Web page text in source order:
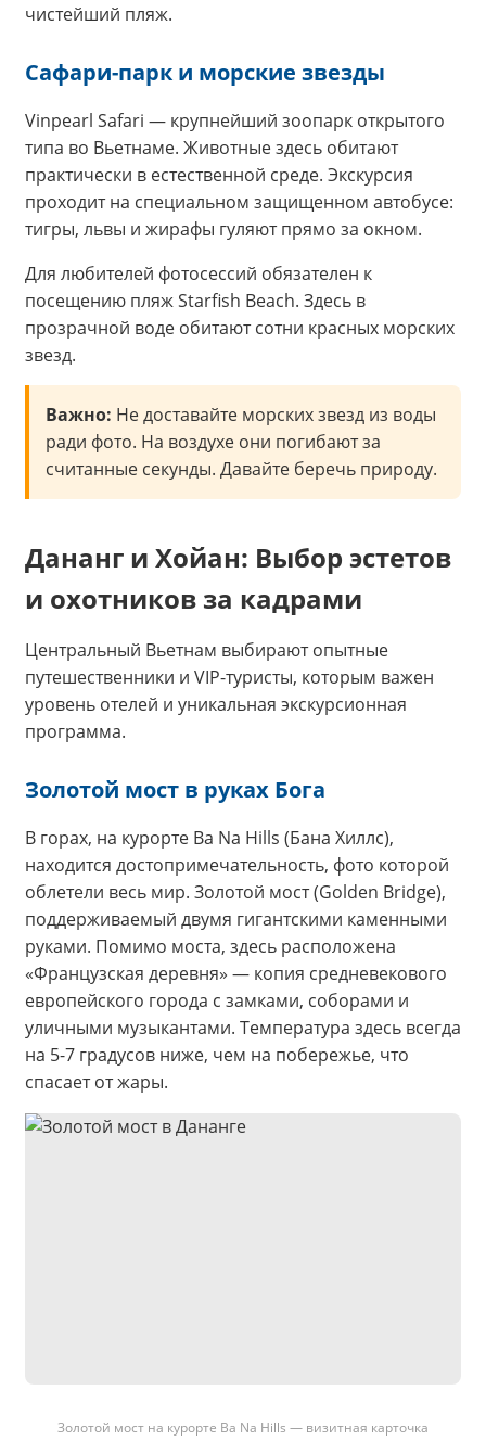
чистейший пляж.
Сафари-парк и морские звезды
Vinpearl Safari — крупнейший зоопарк открытого
типа во Вьетнаме. Животные здесь обитают
практически в естественной среде. Экскурсия
проходит на специальном защищенном автобусе:
тигры, львы и жирафы гуляют прямо за окном.
Для любителей фотосессий обязателен к
посещению пляж Starfish Beach. Здесь в
прозрачной воде обитают сотни красных морских
звезд.
Важно: Не доставайте морских звезд из воды
ради фото. На воздухе они погибают за
считанные секунды. Давайте беречь природу.
Дананг и Хойан: Выбор эстетов
и охотников за кадрами
Центральный Вьетнам выбирают опытные
путешественники и VIP-туристы, которым важен
уровень отелей и уникальная экскурсионная
программа.
Золотой мост в руках Бога
В горах, на курорте Ba Na Hills (Бана Хиллс),
находится достопримечательность, фото которой
облетели весь мир. Золотой мост (Golden Bridge),
поддерживаемый двумя гигантскими каменными
руками. Помимо моста, здесь расположена
«Французская деревня» — копия средневекового
европейского города с замками, соборами и
уличными музыкантами. Температура здесь всегда
на 5-7 градусов ниже, чем на побережье, что
спасает от жары.
Золотой мост на курорте Ba Na Hills — визитная карточка